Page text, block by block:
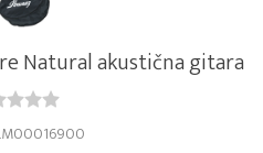
Natural akustična gitara